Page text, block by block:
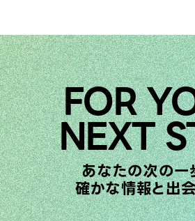
FOR
NEXT
あなたの次の一
確かな情報と出